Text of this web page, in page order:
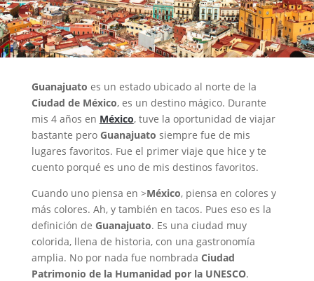
Guanajuato es un estado ubicado al norte de la
Ciudad de México, es un destino mágico. Durante
mis 4 años en México, tuve la oportunidad de viajar
bastante pero Guanajuato siempre fue de mis
lugares favoritos. Fue el primer viaje que hice y te
cuento porqué es uno de mis destinos favoritos.
Cuando uno piensa en >México, piensa en colores y
más colores. Ah, y también en tacos. Pues eso es la
definición de Guanajuato. Es una ciudad muy
colorida, llena de historia, con una gastronomía
amplia. No por nada fue nombrada Ciudad
Patrimonio de la Humanidad por la UNESCO.